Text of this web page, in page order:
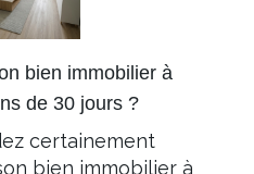
bien immobilier à
de 30 jours ?
certainement
bien immobilier à